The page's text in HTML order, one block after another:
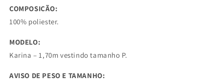
COMPOSIÇÃO:
100% poliester.
MODELO:
Karina – 1,70m vestindo tamanho P.
AVISO DE PESO E TAMANHO: